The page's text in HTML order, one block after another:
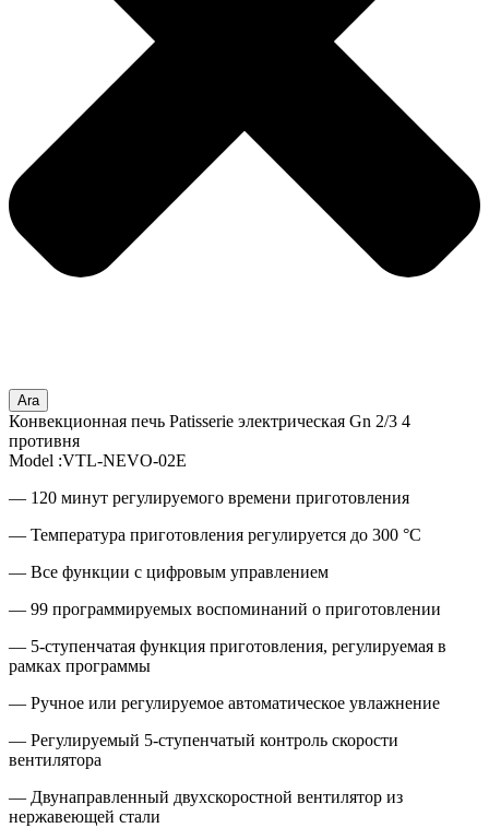
Ara
Конвекционная печь Patisserie электрическая Gn 2/3 4
противня
Model :VTL-NEVO-02E
— 120 минут регулируемого времени приготовления
— Температура приготовления регулируется до 300 °C
— Все функции с цифровым управлением
— 99 программируемых воспоминаний о приготовлении
— 5-ступенчатая функция приготовления, регулируемая в
рамках программы
— Ручное или регулируемое автоматическое увлажнение
— Регулируемый 5-ступенчатый контроль скорости
вентилятора
— Двунаправленный двухскоростной вентилятор из
нержавеющей стали